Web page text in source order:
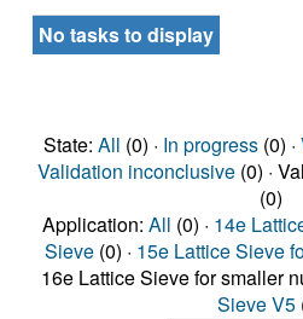
No tasks to display
State: All (0) · In progress(0) ·
Validation inconclusive(0) ·
(0)
Application: All (0) · 14e
Sieve (0) · 15e Lattice Sieve
16e Lattice Sieve for smaller
Sieve V5